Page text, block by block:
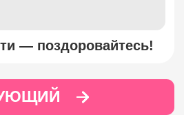
— поздоровайтесь!